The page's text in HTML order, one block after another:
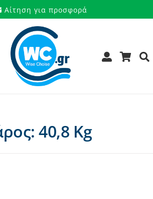
Αίτηση για προσφορά
40,8 Kg